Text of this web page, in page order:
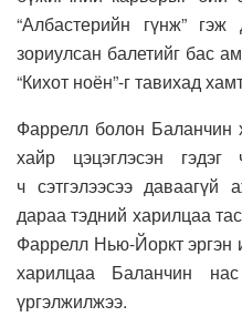
“Албастерийн гүнж”
зориулсан балетийг бас
“Кихот ноён”-г тавихад
Фаррелл болон Баланчин
хайр цэцэглэсэн
ч сэтгэлээсээ
дараа тэдний харилцаа
Фаррелл Нью-Йоркт эргэн
харилцаа Баланчин
үргэлжилжээ.